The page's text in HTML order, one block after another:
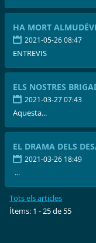
HA MORT
2021-05-26 08:47
ENTREVIS
ELS NOSTRES
2021-03-27 07:43
Aquesta...
EL DRAMA DELS
2021-03-26 18:49
...
Tots els articles
Ítems: 1 - 25 de 55